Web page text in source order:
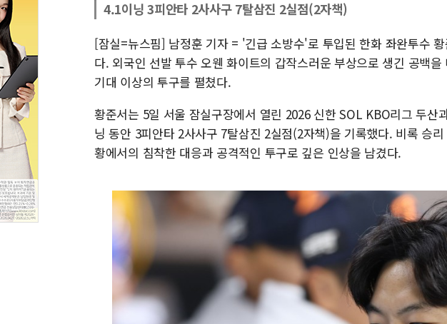
4.1이닝 3피안타 2사사구 7탈삼진 2실점(2자책)
[잠실=뉴스핌] 남정훈 기자 = '긴급 소방수'로 투입된 한화 좌완투수
다. 외국인 선발 투수 오웬 화이트의 갑작스러운 부상으로 생긴 공백
기대 이상의 투구를 펼쳤다.
황준서는 5일 서울 잠실구장에서 열린 2026 신한 SOL KBO리그 두산
닝 동안 3피안타 2사사구 7탈삼진 2실점(2자책)을 기록했다. 비록 승
황에서의 침착한 대응과 공격적인 투구로 깊은 인상을 남겼다.